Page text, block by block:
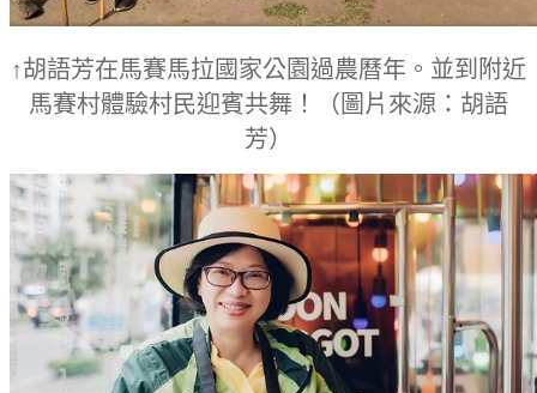
↑胡語芳在馬賽馬拉國家公園過農曆年。並到附近
馬賽村體驗村民迎賓共舞！
（圖片來源：胡語
芳）